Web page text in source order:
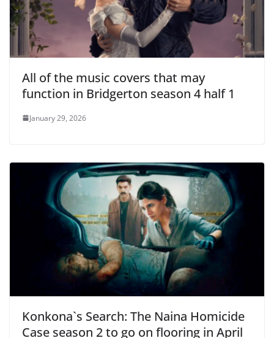
All of the music covers that may
function in Bridgerton season 4 half 1
January 29, 2026
Konkona`s Search: The Naina Homicide
Case season 2 to go on flooring in April